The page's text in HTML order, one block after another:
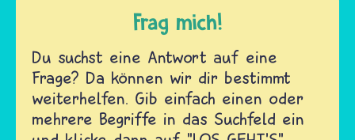
Frag mich!
Du suchst eine Antwort auf eine
Frage? Da können wir dir bestimmt
weiterhelfen. Gib einfach einen oder
mehrere Begriffe in das Suchfeld ein